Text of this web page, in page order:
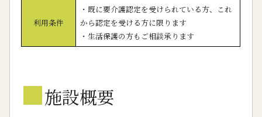
利用条件
・既に要介護認定を受けられている方、これ
から認定を受ける方に限ります
・生活保護の方もご相談承ります
■施設概要